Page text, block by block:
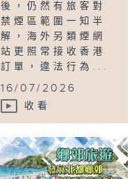
後，仍然有旅客對
禁煙區範圍一知半
解，海外另類煙網
站更照常接收香港
訂單，違法行為...
16/07/2026
收看